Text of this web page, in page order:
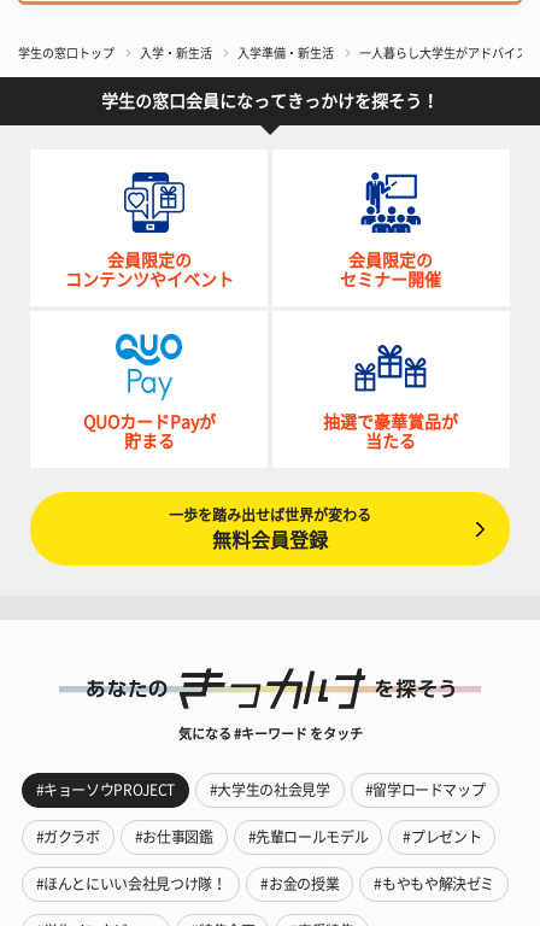
学生の窓口トップ 入学・新生活 入学準備・新生活 一人暮らし大学生がアドバイス
学生の窓口会員になってきっかけを探そう！
会員限定の
コンテンツやイベント
会員限定の
セミナー開催
QUOカードPayが
貯まる
抽選で豪華賞品が
当たる
一歩を踏み出せば世界が変わる
無料会員登録
気になる #キーワード をタッチ
#キョーソウPROJECT #大学生の社会見学 #留学ロードマップ
#ガクラボ #お仕事図鑑 #先輩ロールモデル #プレゼント
#ほんとにいい会社見つけ隊！ #お金の授業 #もやもや解決ゼミ